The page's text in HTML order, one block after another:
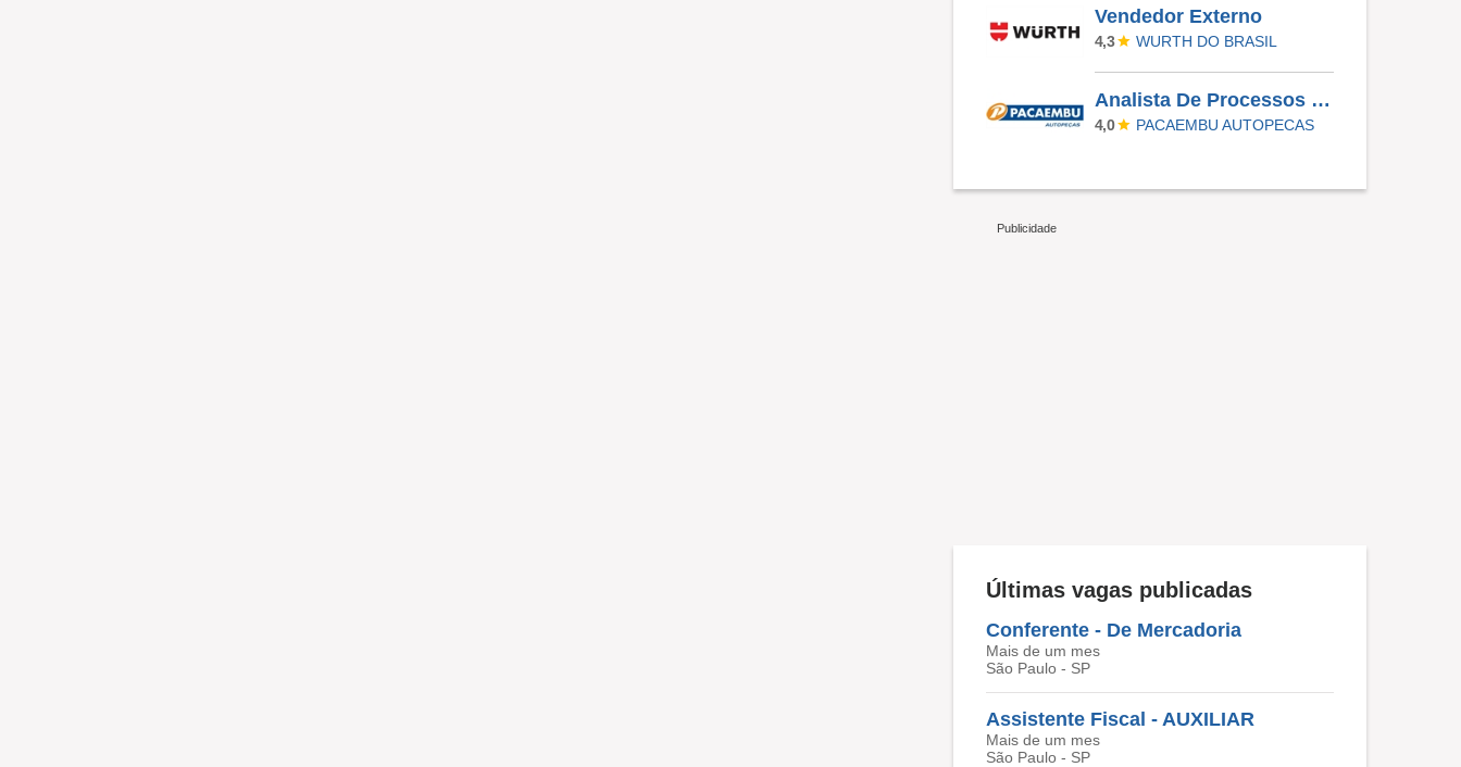
Vendedor Externo
4,3 WURTH DO BRASIL
Analista De Processos Junior (São Paulo - Barra Funda)
4,0 PACAEMBU AUTOPECAS
Últimas vagas publicadas
Conferente - De Mercadoria
Mais de um mes
São Paulo - SP
Assistente Fiscal - AUXILIAR
Mais de um mes
São Paulo - SP